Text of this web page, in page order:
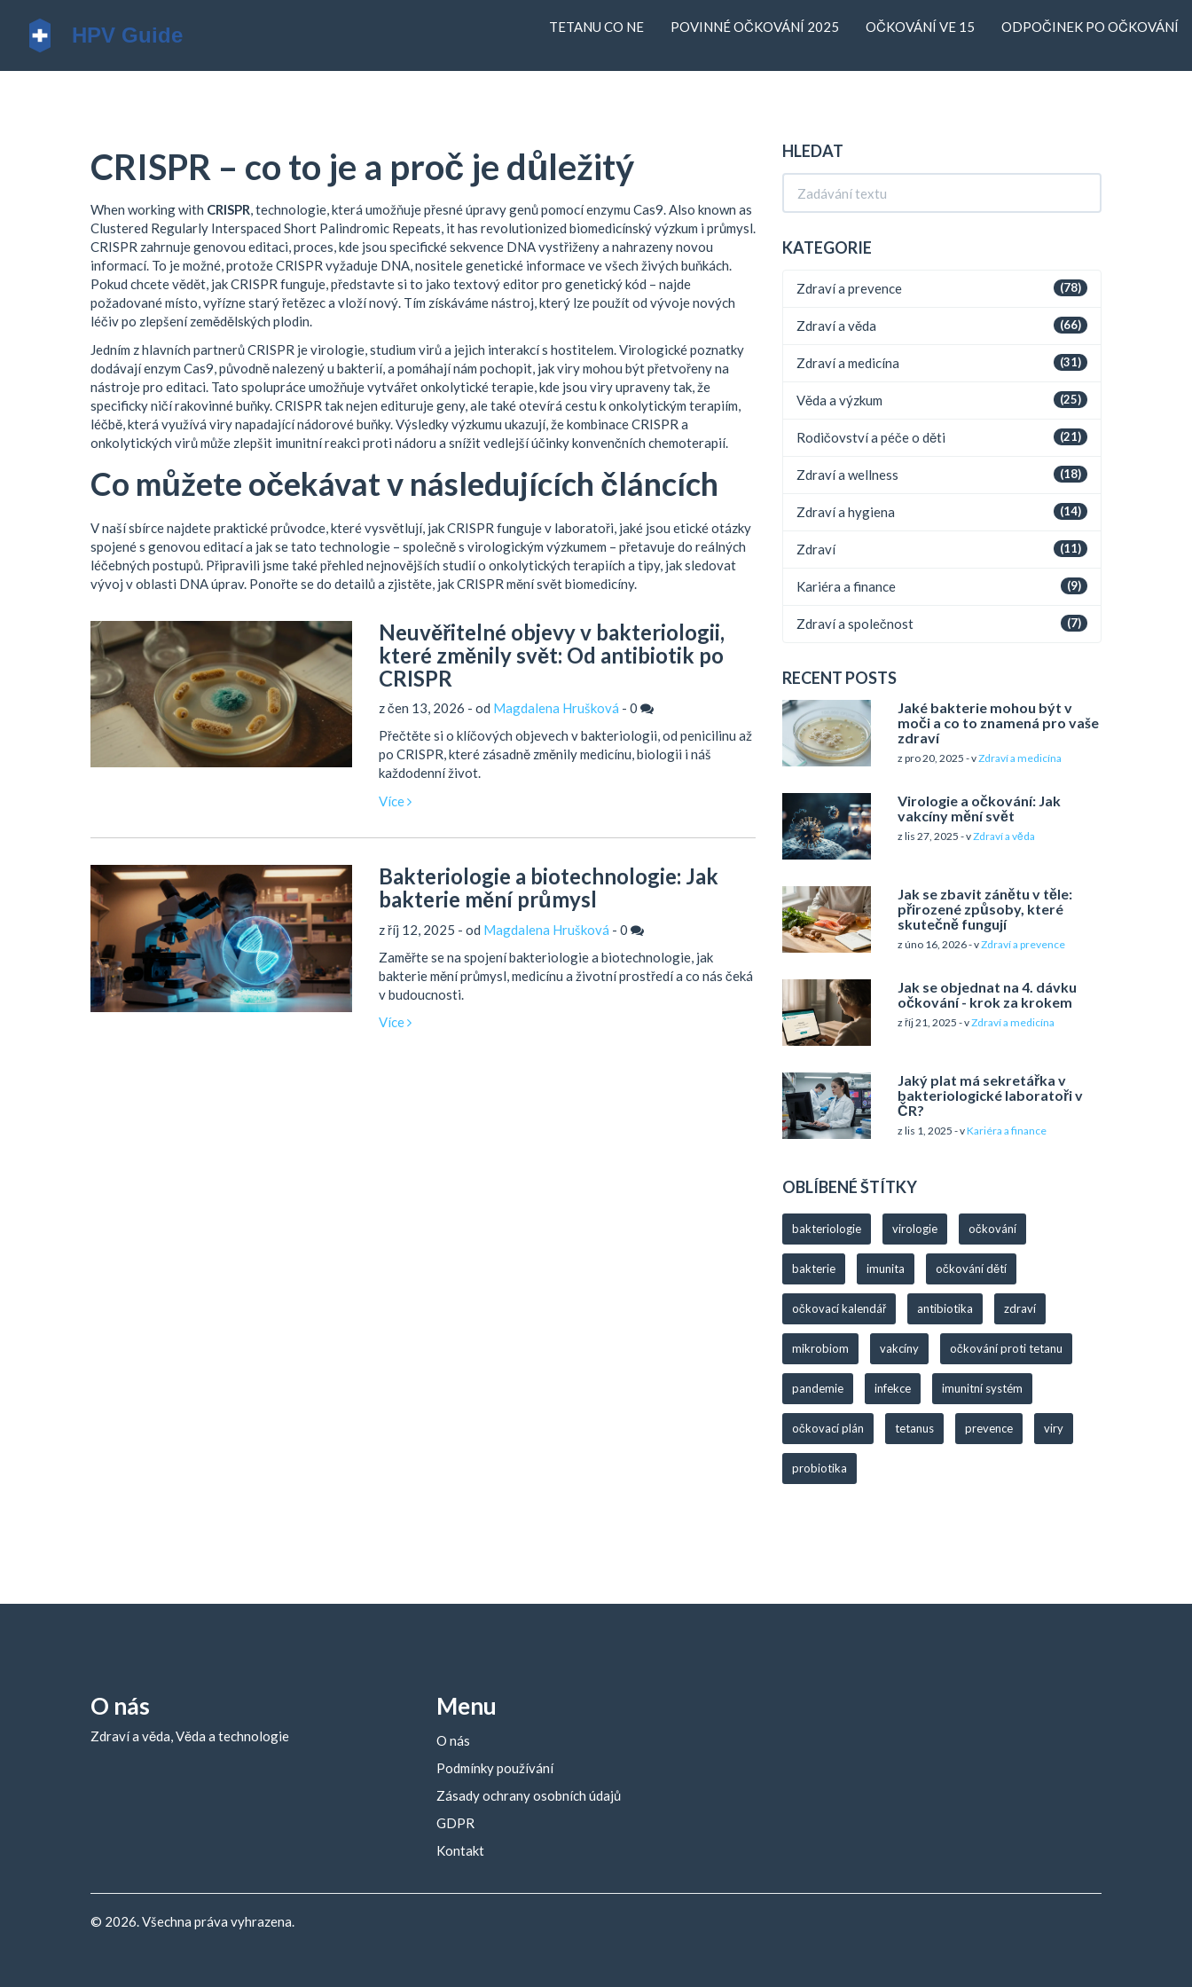
TETANU CO NE POVINNÉ OČKOVÁNÍ 2025 OČKOVÁNÍ VE 15 ODPOČINEK PO OČKOVÁNÍ
CRISPR – co to je a proč je důležitý
When working with CRISPR,technologie, která umožňuje přesné úpravy genů pomocí enzymu Cas9. Also known as
Clustered Regularly Interspaced Short Palindromic Repeats, it has revolutionized biomedicínský výzkum i průmysl.
CRISPR zahrnujegenovou editaci,proces, kde jsou specifické sekvence DNA vystřiženy a nahrazeny novou
informací. To je možné, protože CRISPR vyžaduje DNA,nositele genetické informace ve všech živých buňkách.
Pokud chcete vědět, jak CRISPR funguje, představte si to jako textový editor pro genetický kód – najde
požadované místo, vyřízne starý řetězec a vloží nový. Tím získáváme nástroj, který lze použít od vývoje nových
léčiv po zlepšení zemědělských plodin.
Jedním z hlavních partnerů CRISPR jevirologie studium virů a jejich interakcí s hostitelem Virologické poznatky
dodávají enzym Cas9, původně nalezený u bakterií, a pomáhají nám pochopit, jak viry mohou být přetvořeny na
nástroje pro editaci. Tato spolupráce umožňuje vytvářet onkolytické terapie, kde jsou viry upraveny tak, že
specificky ničí rakovinné buňky. CRISPR tak nejen edituruje geny, ale také otevírá cestu konkolytickým terapiím
léčbě, která využívá viry napadající nádorové buňky. Výsledky výzkumu ukazují, že kombinace CRISPR a
onkolytických virů může zlepšit imunitní reakci proti nádoru a snížit vedlejší účinky konvenčních chemoterapií.
Co můžete očekávat v následujících článcích
V naší sbírce najdete praktické průvodce, které vysvětlují, jak CRISPR funguje v laboratoři, jaké jsou etické otázky
spojené s genovou editací a jak se tato technologie – společně s virologickým výzkumem – přetavuje do reálných
léčebných postupů. Připravili jsme také přehled nejnovějších studií o onkolytických terapiích a tipy, jak sledovat
vývoj v oblasti DNA úprav. Ponořte se do detailů a zjistěte, jak CRISPR mění svět biomedicíny.
Neuvěřitelné objevy v bakteriologii,
které změnily svět: Od antibiotik po
CRISPR
z čen 13, 2026 - od Magdalena Hrušková - 0
Přečtěte si o klíčových objevech v bakteriologii, od penicilinu až
po CRISPR, které zásadně změnily medicínu, biologii i náš
každodenní život.
Více
Bakteriologie a biotechnologie: Jak
bakterie mění průmysl
z říj 12, 2025 - od Magdalena Hrušková - 0
Zaměřte se na spojení bakteriologie a biotechnologie, jak
bakterie mění průmysl, medicínu a životní prostředí a co nás čeká
v budoucnosti.
Více
HLEDAT
KATEGORIE
(78)
Zdraví a prevence
(66)
Zdraví a věda
(31)
Zdraví a medicína
(25)
Věda a výzkum
(21)
Rodičovství a péče o děti
(18)
Zdraví a wellness
(14)
Zdraví a hygiena
(11)
Zdraví
(9)
Kariéra a finance
(7)
Zdraví a společnost
RECENT POSTS
Jaké bakterie mohou být v
moči a co to znamená pro vaše
zdraví
z pro 20, 2025 - vZdraví a medicína
Virologie a očkování: Jak
vakcíny mění svět
z lis 27, 2025 - vZdraví a věda
Jak se zbavit zánětu v těle:
přirozené způsoby, které
skutečně fungují
z úno 16, 2026 - vZdraví a prevence
Jak se objednat na 4. dávku
očkování - krok za krokem
z říj 21, 2025 - vZdraví a medicína
Jaký plat má sekretářka v
bakteriologické laboratoři v
ČR?
z lis 1, 2025 - vKariéra a finance
OBLÍBENÉ ŠTÍTKY
bakteriologie virologie očkování
bakterie imunita očkování dětí
očkovací kalendář antibiotika zdraví
mikrobiom vakcíny očkování proti tetanu
pandemie infekce imunitní systém
očkovací plán tetanus prevence viry
probiotika
O nás
Zdraví a věda, Věda a technologie
Menu
O nás
Podmínky používání
Zásady ochrany osobních údajů
GDPR
Kontakt
© 2026. Všechna práva vyhrazena.